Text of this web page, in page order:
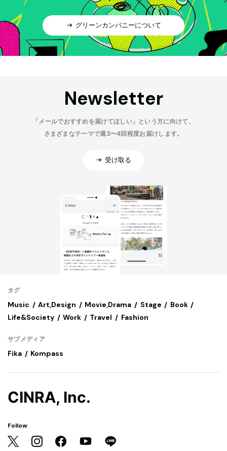
グリーンカンパニーについて
Newsletter
「メールでおすすめを届けてほしい」という方に向けて、
さまざまなテーマで週3〜4回程度お届けします。
受け取る
タグ
Music Art,Design Movie,Drama Stage
Book
Life&Society
Work Travel Fashion
サブメディア
Fika Kompass
CINRA, Inc.
Follow